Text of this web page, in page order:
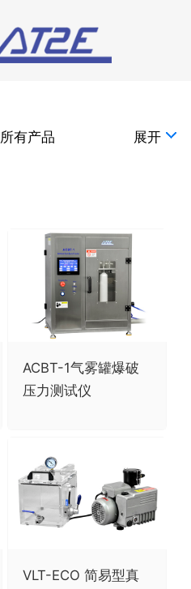
所有产品 展开
ACBT-1气雾罐爆破
压力测试仪
VLT-ECO 简易型真